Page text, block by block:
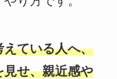
ている人へ、
せ、親近感や